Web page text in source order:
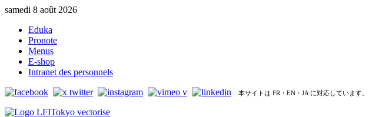
samedi 8 août 2026
Eduka
Pronote
Menus
E-shop
Intranet des personnels
本サイトは FR・EN・JA に対応しています。